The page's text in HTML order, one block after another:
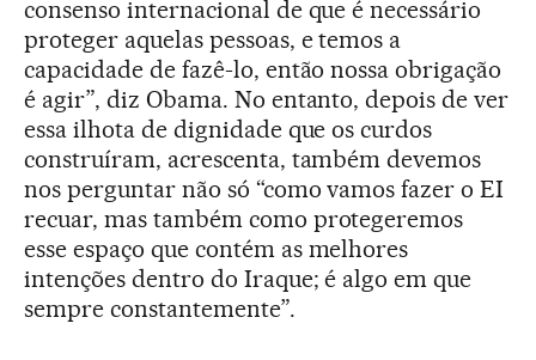
consenso internacional de que é necessário
proteger aquelas pessoas, e temos a
capacidade de fazê-lo, então nossa obrigação
é agir”, diz Obama. No entanto, depois de ver
essa ilhota de dignidade que os curdos
construíram, acrescenta, também devemos
nos perguntar não só “como vamos fazer o EI
recuar, mas também como protegeremos
esse espaço que contém as melhores
intenções dentro do Iraque; é algo em que
sempre constantemente”.